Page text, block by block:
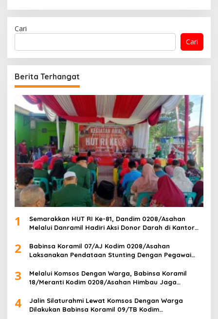
Cari
Cari
Berita Terhangat
1
Semarakkan HUT RI Ke-81, Dandim 0208/Asahan
Melalui Danramil Hadiri Aksi Donor Darah di Kantor
2
Babinsa Koramil 07/AJ Kodim 0208/Asahan
Laksanakan Pendataan Stunting Dengan Pegawai
3
Melalui Komsos Dengan Warga, Babinsa Koramil
18/Meranti Kodim 0208/Asahan Himbau Jaga
4
Jalin Silaturahmi Lewat Komsos Dengan Warga
Dilakukan Babinsa Koramil 09/TB Kodim